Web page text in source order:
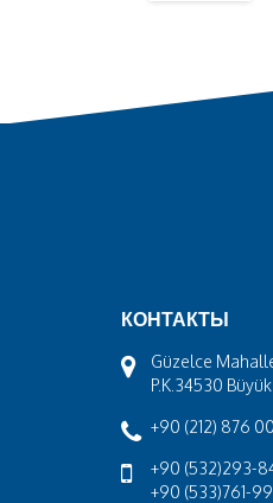
КОНТАКТЫ
Güzelce
P.K.34530
+90 (212) 876
+90 (532)293-
+90 (533)761-